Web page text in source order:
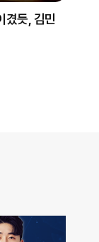
겼듯, 김민